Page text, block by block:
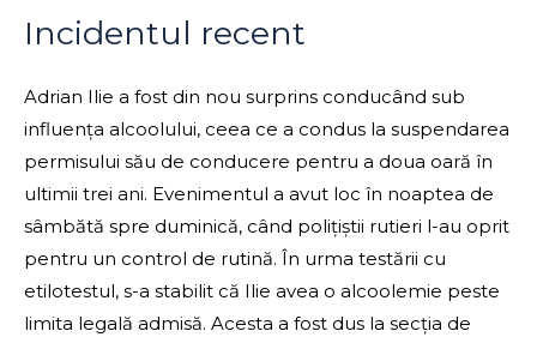
Incidentul recent
Adrian Ilie a fost din nou surprins conducând sub
influența alcoolului, ceea ce a condus la suspendarea
permisului său de conducere pentru a doua oară în
ultimii trei ani. Evenimentul a avut loc în noaptea de
sâmbătă spre duminică, când polițiștii rutieri l-au oprit
pentru un control de rutină. În urma testării cu
etilotestul, s-a stabilit că Ilie avea o alcoolemie peste
limita legală admisă. Acesta a fost dus la secția de